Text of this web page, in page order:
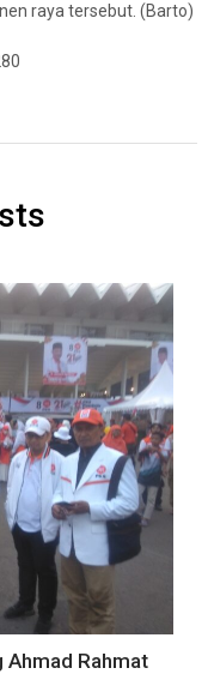
raya tersebut. (Barto)
Ahmad Rahmat